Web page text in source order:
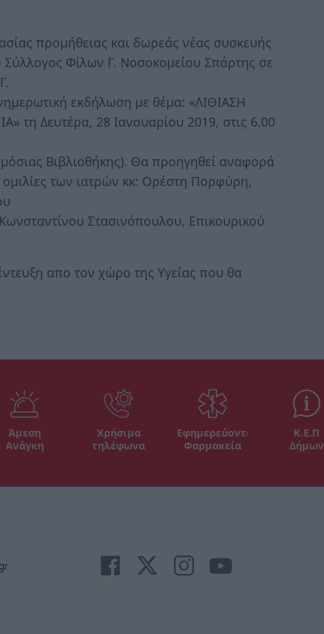
προμήθειας και δωρεάς νέας συσκευής
Φίλων Γ. Νοσοκομείου Σπάρτης σε
εκδήλωση με θέμα: «ΛΙΘΙΑΣΗ
τη Δευτέρα, 28 Ιανουαρίου 2019, στις 6.00
Βιβλιοθήκης). Θα προηγηθεί αναφορά
των ιατρών κκ: Ορέστη Πορφύρη,
Στασινόπουλου, Επικουρικού
απο τον χώρο της Υγείας που θα
Άμεση
Ανάγκη
Χρήσιμα
τηλέφωνα
Εφημερεύοντα
Φαρμακεία
Κ.Ε.Π
Δήμων